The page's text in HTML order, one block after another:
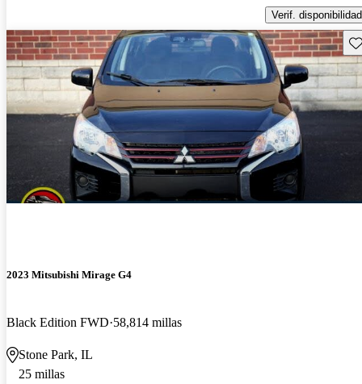
Verif. disponibilidad
2023 Mitsubishi Mirage G4
Black Edition FWD 58,814 millas
Stone Park, IL
25 millas